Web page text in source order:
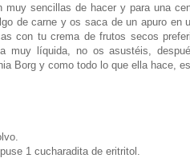
muy sencillas de hacer y para una
de carne y os saca de un apuro en
con tu crema de frutos secos
muy líquida, no os asustéis,
Borg y como todo lo que ella hace,
1 cucharadita de eritritol.